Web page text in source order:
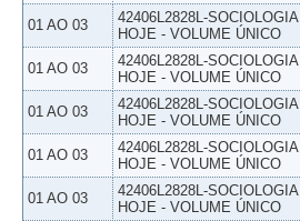
01 AO 03
42406L2828L-SOCIOLOGIA
HOJE - VOLUME ÚNICO
01 AO 03
42406L2828L-SOCIOLOGIA
HOJE - VOLUME ÚNICO
01 AO 03
42406L2828L-SOCIOLOGIA
HOJE - VOLUME ÚNICO
01 AO 03
42406L2828L-SOCIOLOGIA
HOJE - VOLUME ÚNICO
01 AO 03
42406L2828L-SOCIOLOGIA
HOJE - VOLUME ÚNICO